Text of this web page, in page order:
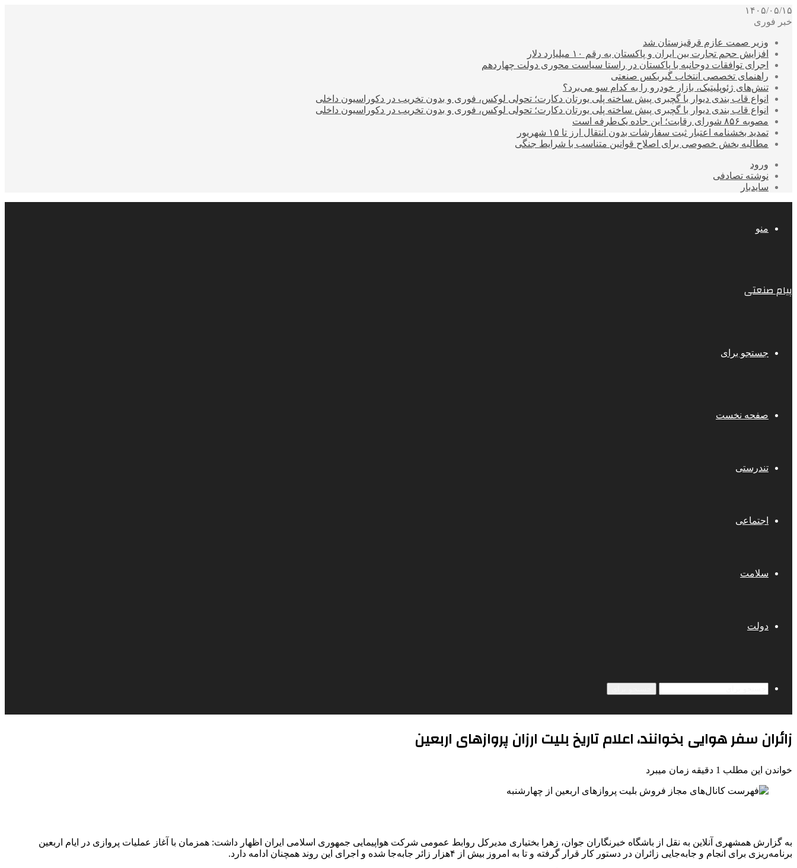
۱۴۰۵/۰۵/۱۵
خبر فوری
وزیر صمت عازم قرقیزستان شد
افزایش حجم تجارت بین ایران و پاکستان به رقم ۱۰ میلیارد دلار
اجرای توافقات دوجانبه با پاکستان در راستا سیاست محوری دولت چهاردهم
راهنمای تخصصی انتخاب گیربکس صنعتی
تنش‌های ژئوپلیتیک، بازار خودرو را به کدام سو می‌برد؟
انواع قاب بندی دیوار با گچبری پیش ساخته پلی یورتان دکارت؛ تحولی لوکس، فوری و بدون تخریب در دکوراسیون داخلی
انواع قاب بندی دیوار با گچبری پیش ساخته پلی یورتان دکارت؛ تحولی لوکس، فوری و بدون تخریب در دکوراسیون داخلی
مصوبه ۸۵۶ شورای رقابت؛ این جاده یک‌طرفه است
تمدید بخشنامه اعتبار ثبت سفارشات بدون انتقال ارز تا ۱۵ شهریور
مطالبه بخش خصوصی برای اصلاح قوانین متناسب با شرایط جنگی
ورود
نوشته تصادفی
سایدبار
منو
پیام صنعتی
جستجو برای
صفحه نخست
تندرستی
اجتماعی
سلامت
دولت
زائران سفر هوایی بخوانند، اعلام تاریخ بلیت ارزان پروازهای اربعین
خواندن این مطلب 1 دقیقه زمان میبرد
به گزارش همشهری آنلاین به نقل از باشگاه خبرنگاران جوان، زهرا بختیاری مدیرکل روابط عمومی شرکت هواپیمایی جمهوری اسلامی ایران اظهار داشت: همزمان با آغاز عملیات پروازی در ایام اربعین
برنامه‌ریزی برای انجام و جابه‌جایی زائران در دستور کار قرار گرفته و تا به امروز بیش از ۴هزار زائر جابه‌جا شده و اجرای این روند همچنان ادامه دارد.